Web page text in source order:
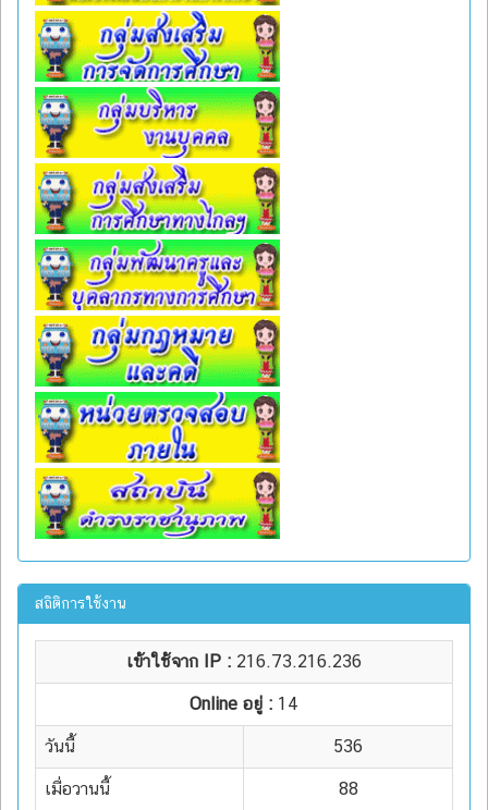
สถิติการใช้งาน
เข้าใช้จาก IP : 216.73.216.236
Online อยู่ : 14
วันนี้ 536
เมื่อวานนี้ 88